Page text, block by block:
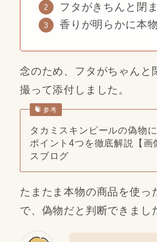
フタがきちんと閉
香りが明らかに本
念のため、フタがちゃんと
撮って添付しました。
参考
タカミスキンピールの偽物
ポイント4つを徹底解説【画
スブログ
たまたま本物の商品を使っ
で、偽物だと判断できまし